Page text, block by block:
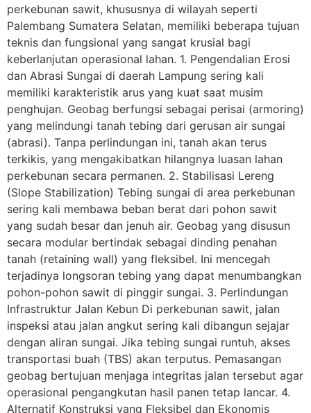
perkebunan sawit, khususnya di wilayah seperti
Palembang Sumatera Selatan, memiliki beberapa tujuan
teknis dan fungsional yang sangat krusial bagi
keberlanjutan operasional lahan. 1. Pengendalian Erosi
dan Abrasi Sungai di daerah Lampung sering kali
memiliki karakteristik arus yang kuat saat musim
penghujan. Geobag berfungsi sebagai perisai (armoring)
yang melindungi tanah tebing dari gerusan air sungai
(abrasi). Tanpa perlindungan ini, tanah akan terus
terkikis, yang mengakibatkan hilangnya luasan lahan
perkebunan secara permanen. 2. Stabilisasi Lereng
(Slope Stabilization) Tebing sungai di area perkebunan
sering kali membawa beban berat dari pohon sawit
yang sudah besar dan jenuh air. Geobag yang disusun
secara modular bertindak sebagai dinding penahan
tanah (retaining wall) yang fleksibel. Ini mencegah
terjadinya longsoran tebing yang dapat menumbangkan
pohon-pohon sawit di pinggir sungai. 3. Perlindungan
Infrastruktur Jalan Kebun Di perkebunan sawit, jalan
inspeksi atau jalan angkut sering kali dibangun sejajar
dengan aliran sungai. Jika tebing sungai runtuh, akses
transportasi buah (TBS) akan terputus. Pemasangan
geobag bertujuan menjaga integritas jalan tersebut agar
operasional pengangkutan hasil panen tetap lancar. 4.
Alternatif Konstruksi yang Fleksibel dan Ekonomis